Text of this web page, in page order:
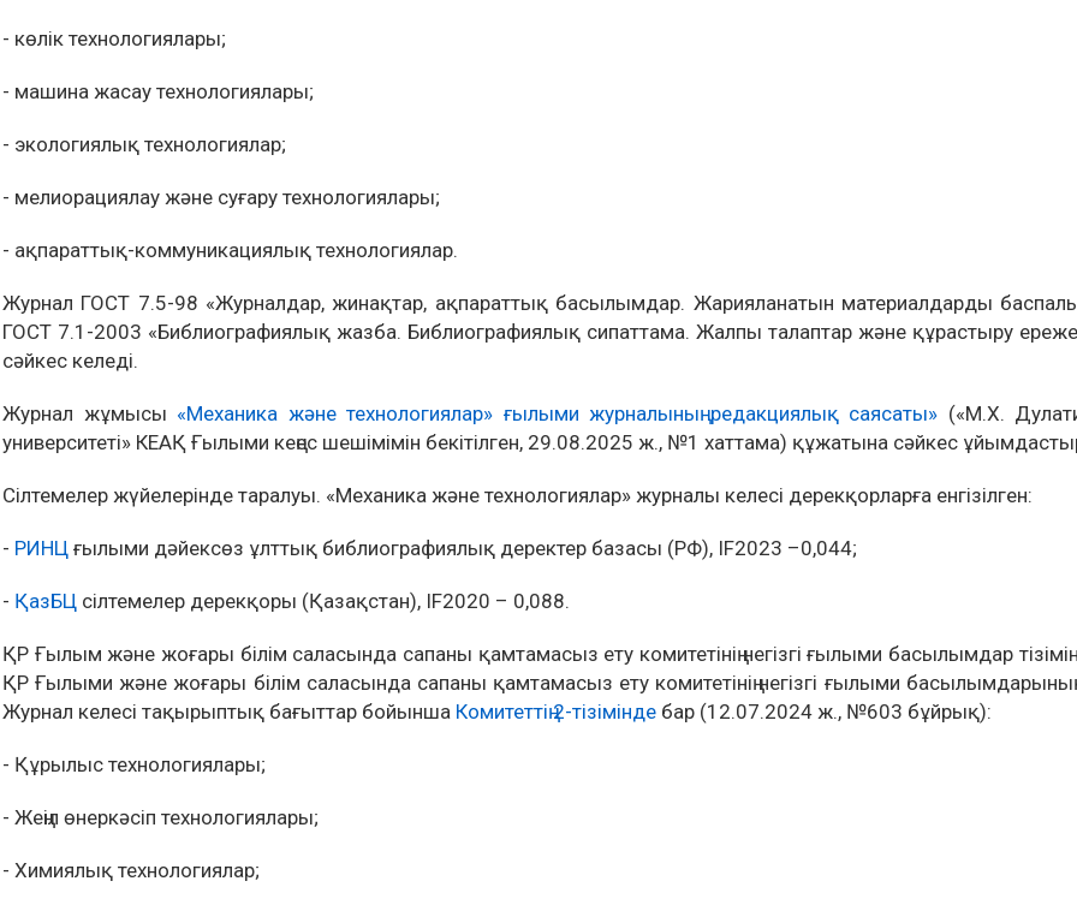
- көлік технологиялары;
- машина жасау технологиялары;
- экологиялық технологиялар;
- мелиорациялау және суғару технологиялары;
- ақпараттық-коммуникациялық технологиялар.
Журнал ГОСТ 7.5-98 «Журналдар, жинақтар, ақпараттық басылымдар. Жарияланатын материалдарды
ГОСТ 7.1-2003 «Библиографиялық жазба. Библиографиялық сипаттама. Жалпы талаптар және құрастыру
сәйкес келеді.
Журнал жұмысы «Механика және технологиялар» ғылыми журналының редакциялық саясаты» («М.Х.
университеті» КЕАҚ Ғылыми кеңес шешімімін бекітілген, 29.08.2025 ж., №1 хаттама) құжатына сәйкес
Сілтемелер жүйелерінде таралуы. «Механика және технологиялар» журналы келесі дерекқорларға енгізілген:
- РИНЦ ғылыми дәйексөз ұлттық библиографиялық деректер базасы (РФ), IF2023 –0,044;
- ҚазБЦ сілтемелер дерекқоры (Қазақстан), IF2020 – 0,088.
ҚР Ғылым және жоғары білім саласында сапаны қамтамасыз ету комитетінің негізгі ғылыми басылымдар тізіміне
ҚР Ғылыми және жоғары білім саласында сапаны қамтамасыз ету комитетінің негізгі ғылыми басылымдарының
Журнал келесі тақырыптық бағыттар бойынша Комитеттің 2-тізімінде бар (12.07.2024 ж., №603 бұйрық):
- Құрылыс технологиялары;
- Жеңіл өнеркәсіп технологиялары;
- Химиялық технологиялар;